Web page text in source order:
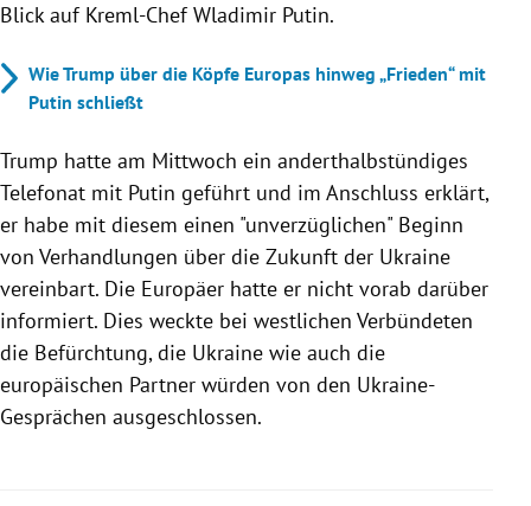
Blick auf Kreml-Chef Wladimir Putin.
Wie Trump über die Köpfe Europas hinweg „Frieden“ mit
Putin schließt
Trump hatte am Mittwoch ein anderthalbstündiges
Telefonat mit Putin geführt und im Anschluss erklärt,
er habe mit diesem einen "unverzüglichen" Beginn
von Verhandlungen über die Zukunft der Ukraine
vereinbart. Die Europäer hatte er nicht vorab darüber
informiert. Dies weckte bei westlichen Verbündeten
die Befürchtung, die Ukraine wie auch die
europäischen Partner würden von den Ukraine-
Gesprächen ausgeschlossen.